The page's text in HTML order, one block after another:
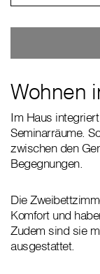
Wohnen
Im Haus
Seminarräume.
zwischen den
Begegnungen.
Die
Komfort und
Zudem sind sie
ausgestattet.